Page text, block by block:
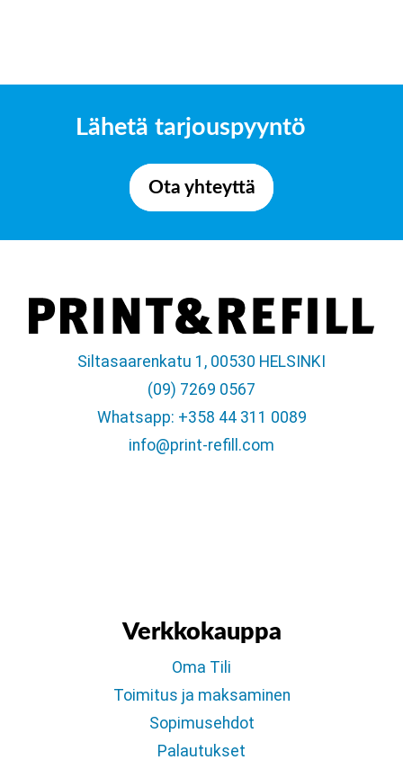
Lähetä tarjouspyyntö
Ota yhteyttä
Siltasaarenkatu 1, 00530 HELSINKI
(09) 7269 0567
Whatsapp: +358 44 311 0089
info@print-refill.com
Verkkokauppa
Oma Tili
Toimitus ja maksaminen
Sopimusehdot
Palautukset